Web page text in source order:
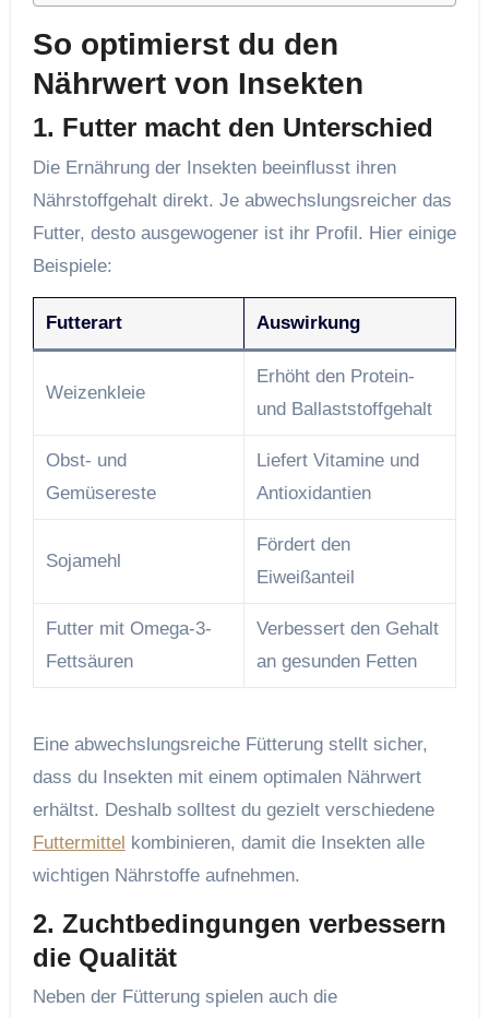
So optimierst du den
Nährwert von Insekten
1. Futter macht den Unterschied
Die Ernährung der Insekten beeinflusst ihren
Nährstoffgehalt direkt. Je abwechslungsreicher das
Futter, desto ausgewogener ist ihr Profil. Hier einige
Beispiele:
Futterart Auswirkung
Weizenkleie
Erhöht den Protein-
und Ballaststoffgehalt
Obst- und
Gemüsereste
Liefert Vitamine und
Antioxidantien
Sojamehl
Fördert den
Eiweißanteil
Futter mit Omega-3-
Fettsäuren
Verbessert den Gehalt
an gesunden Fetten
Eine abwechslungsreiche Fütterung stellt sicher,
dass du Insekten mit einem optimalen Nährwert
erhältst. Deshalb solltest du gezielt verschiedene
Futtermittel kombinieren, damit die Insekten alle
wichtigen Nährstoffe aufnehmen.
2. Zuchtbedingungen verbessern
die Qualität
Neben der Fütterung spielen auch die